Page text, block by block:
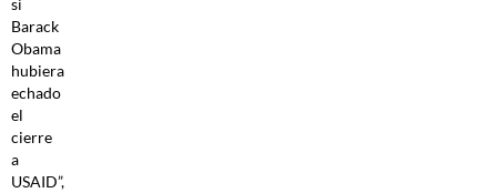
si
Barack
Obama
hubiera
echado
el
cierre
a
USAID”,